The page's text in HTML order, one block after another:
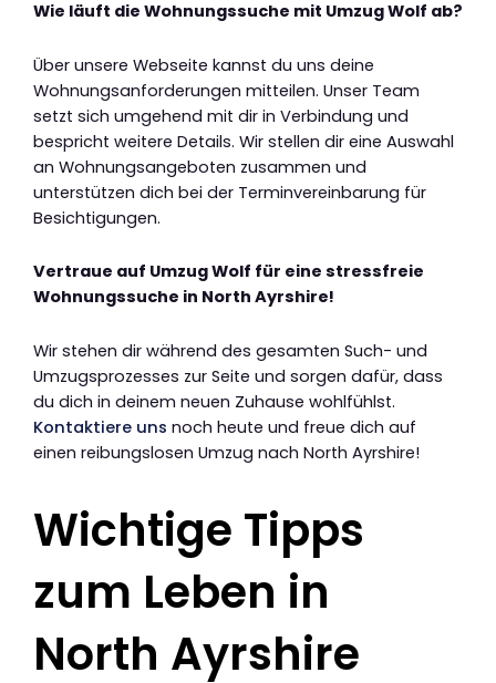
Wie läuft die Wohnungssuche mit Umzug Wolf ab?
Über unsere Webseite kannst du uns deine
Wohnungsanforderungen mitteilen. Unser Team
setzt sich umgehend mit dir in Verbindung und
bespricht weitere Details. Wir stellen dir eine Auswahl
an Wohnungsangeboten zusammen und
unterstützen dich bei der Terminvereinbarung für
Besichtigungen.
Vertraue auf Umzug Wolf für eine stressfreie
Wohnungssuche in North Ayrshire!
Wir stehen dir während des gesamten Such- und
Umzugsprozesses zur Seite und sorgen dafür, dass
du dich in deinem neuen Zuhause wohlfühlst.
Kontaktiere uns noch heute und freue dich auf
einen reibungslosen Umzug nach North Ayrshire!
Wichtige Tipps
zum Leben in
North Ayrshire